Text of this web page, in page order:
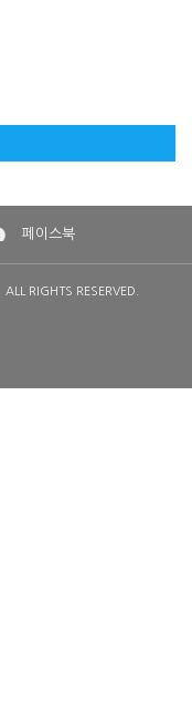
페이스북
ALL RIGHTS RESERVED.